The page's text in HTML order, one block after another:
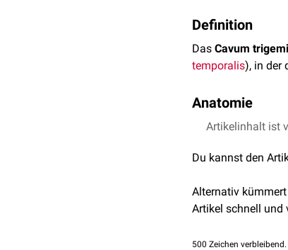
Definition
Das Cavum
temporalis), in der
Anatomie
Das Cavum
von der
von der Spitze
trigeminale liegt
Artikelinhalt ist
Du kannst den
Alternativ
Artikel schnell und
500 Zeichen